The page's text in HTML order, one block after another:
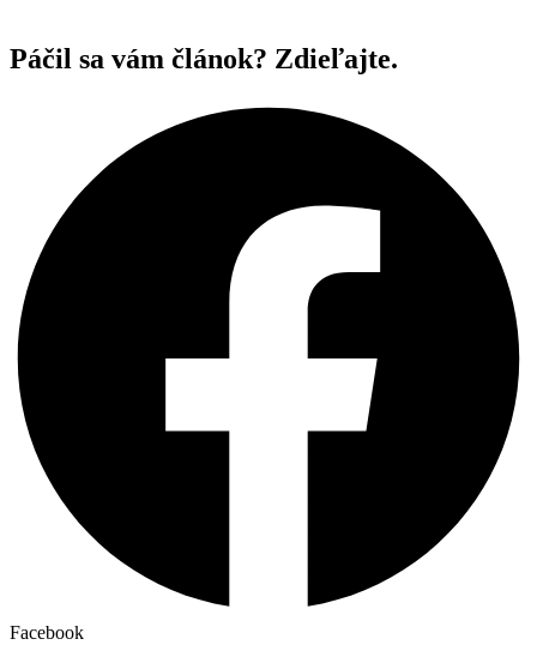
Páčil sa vám článok? Zdieľajte.
Facebook